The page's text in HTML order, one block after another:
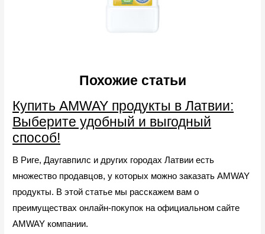
Похожие статьи
Купить AMWAY продукты в Латвии:
Выберите удобный и выгодный
способ!
В Риге, Даугавпилс и других городах Латвии есть
множество продавцов, у которых можно заказать AMWAY
продукты. В этой статье мы расскажем вам о
преимуществах онлайн-покупок на официальном сайте
AMWAY компании.